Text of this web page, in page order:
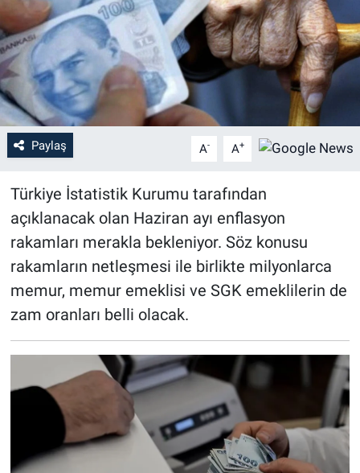
Paylaş A- A+
Türkiye İstatistik Kurumu tarafından
açıklanacak olan Haziran ayı enflasyon
rakamları merakla bekleniyor. Söz konusu
rakamların netleşmesi ile birlikte milyonlarca
memur, memur emeklisi ve SGK emeklilerin de
zam oranları belli olacak.